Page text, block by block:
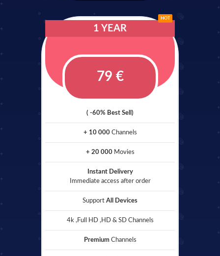
HOT
1 YEAR
79 €
( -60% Best Sell)
+ 10 000 Channels
+ 20 000 Movies
Instant Delivery
Immediate access after order
Support All Devices
4k ,Full HD ,HD & SD Channels
PremiumChannels